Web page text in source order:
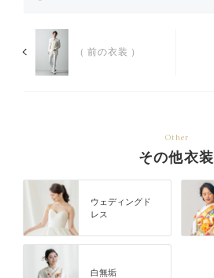
（ 前の衣装 ）
Other
その他衣装
ウェディングド
レス
白無垢